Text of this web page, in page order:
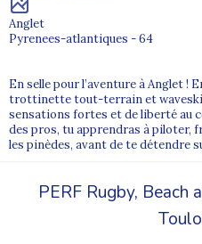
Anglet
Pyrenees-atlantiques - 64
En selle pour l’aventure à Anglet !
trottinette tout-terrain et
sensations fortes et de liberté au
des pros, tu apprendras à piloter,
les pinèdes, avant de te détendre
PERF Rugby, Beach